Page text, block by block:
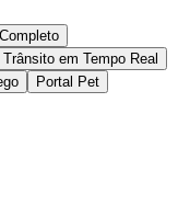
Trânsito em Tempo Real
Portal Pet